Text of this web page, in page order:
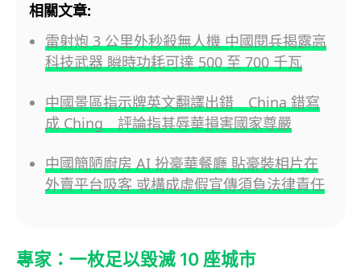
相關文章:
雷射炮 3 公里外秒殺無人機 中國閱兵揭露高
科技武器 瞬時功耗可達 500 至 700 千瓦
中國景區指示牌英文翻譯出錯 China 錯寫
成 Ching 評論指其辱華損害國家尊嚴
中國簡陋廚房 AI 扮豪華餐廳 貼豪裝相片在
外賣平台吸客 或構成虛假宣傳須負法律責任
專家：一枚足以毀滅 10 座城市